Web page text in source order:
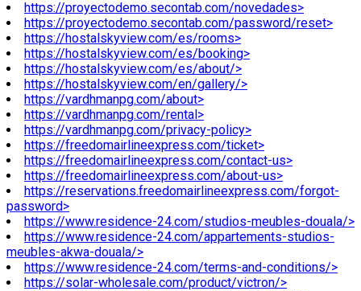
https://proyectodemo.secontab.com/novedades>
https://proyectodemo.secontab.com/password/reset>
https://hostalskyview.com/es/rooms>
https://hostalskyview.com/es/booking>
https://hostalskyview.com/es/about/>
https://hostalskyview.com/en/gallery/>
https://vardhmanpg.com/about>
https://vardhmanpg.com/rental>
https://vardhmanpg.com/privacy-policy>
https://freedomairlineexpress.com/ticket>
https://freedomairlineexpress.com/contact-us>
https://freedomairlineexpress.com/about-us>
https://reservations.freedomairlineexpress.com/forgot-
password>
https://www.residence-24.com/studios-meubles-douala/>
https://www.residence-24.com/appartements-studios-
meubles-akwa-douala/>
https://www.residence-24.com/terms-and-conditions/>
https://solar-wholesale.com/product/victron/>